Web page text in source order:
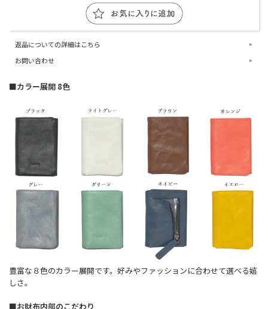
返品についての詳細はこちら
お問い合わせ
■カラー展開 8色
豊富な８色のカラー展開です。好みやファッションに合わせて選べる嬉
しさ。
■お財布内部のこだわり